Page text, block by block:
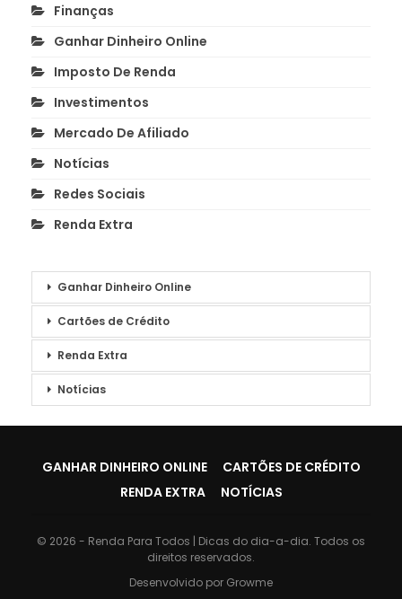
Finanças
Ganhar Dinheiro Online
Imposto De Renda
Investimentos
Mercado De Afiliado
Notícias
Redes Sociais
Renda Extra
Ganhar Dinheiro Online
Cartões de Crédito
Renda Extra
Notícias
GANHAR DINHEIRO ONLINE
CARTÕES DE CRÉDITO
RENDA EXTRA
NOTÍCIAS
© 2026 - Renda Para Todos | Dicas do dia-a-dia. Todos os
direitos reservados.
Desenvolvido por Growme